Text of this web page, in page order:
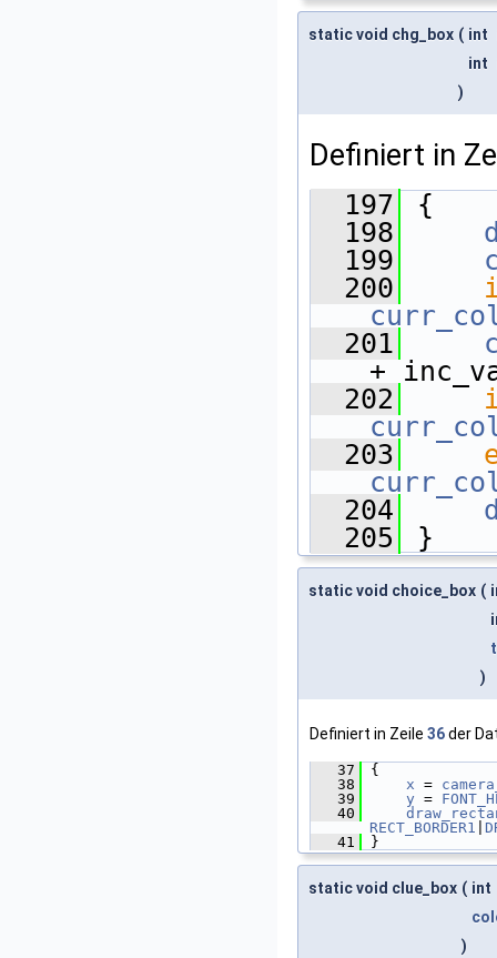
static void chg_box ( int
int
)
Definiert in
  197
{
  198
  199
  200
  201
+
  202
  203
  204
  205
}
static void choice_box (
)
Definiert in Zeile 36der
   37
{
   38
x =
   39
y =
   40
RECT_BORDER1
   41
}
static void clue_box ( int
)